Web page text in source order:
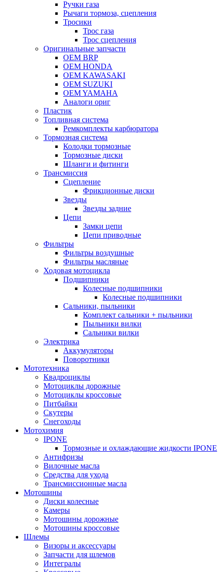
Ручки газа
Рычаги тормоза, сцепления
Тросики
Трос газа
Трос сцепления
Оригинальные запчасти
OEM BRP
OEM HONDA
OEM KAWASAKI
OEM SUZUKI
OEM YAMAHA
Аналоги ориг
Пластик
Топливная система
Ремкомплекты карбюратора
Тормозная система
Колодки тормозные
Тормозные диски
Шланги и фитинги
Трансмиссия
Cцепление
Фрикционные диски
Звезды
Звезды задние
Цепи
Замки цепи
Цепи приводные
Фильтры
Фильтры воздушные
Фильтры масляные
Ходовая мотоцикла
Подшипники
Колесные подшипники
Колесные подшипники
Сальники, пыльники
Комплект сальники + пыльники
Пыльники вилки
Сальники вилки
Электрика
Аккумуляторы
Поворотники
Мототехника
Квадроциклы
Мотоциклы дорожные
Мотоциклы кроссовые
Питбайки
Скутеры
Снегоходы
Мотохимия
IPONE
Тормозные и охлаждающие жидкости IPONE
Антифризы
Вилочные масла
Средства для ухода
Трансмиссионные масла
Мотошины
Диски колесные
Камеры
Мотошины дорожные
Мотошины кроссовые
Шлемы
Визоры и аксессуары
Запчасти для шлемов
Интегралы